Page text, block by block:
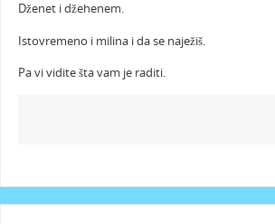
Dženet i džehenem.
Istovremeno i milina i da se naježiš.
Pa vi vidite šta vam je raditi.